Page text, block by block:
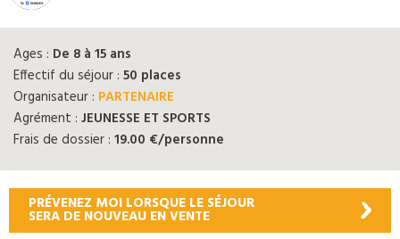
Ages : De 8 à 15 ans
Effectif du séjour : 50 places
Organisateur : PARTENAIRE
Agrément : JEUNESSE ET SPORTS
Frais de dossier : 19.00 €/personne
PRÉVENEZ MOI LORSQUE LE SÉJOUR
SERA DE NOUVEAU EN VENTE